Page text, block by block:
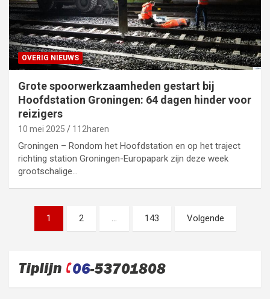
OVERIG NIEUWS
Grote spoorwerkzaamheden gestart bij
Hoofdstation Groningen: 64 dagen hinder voor
reizigers
10 mei 2025 112haren
Groningen – Rondom het Hoofdstation en op het traject
richting station Groningen-Europapark zijn deze week
grootschalige…
Berichten
paginering
1 2 … 143 Volgende